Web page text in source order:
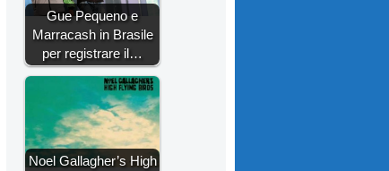
Gue Pequeno e
Marracash in Brasile
per registrare il…
Noel Gallagher’s High